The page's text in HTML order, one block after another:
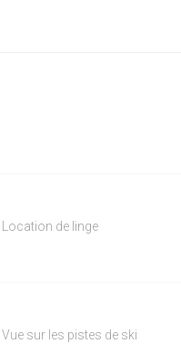
Location de linge
Vue sur les pistes de ski